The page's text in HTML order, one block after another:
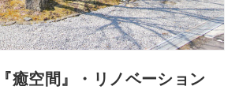
癒空間』・リノベーション